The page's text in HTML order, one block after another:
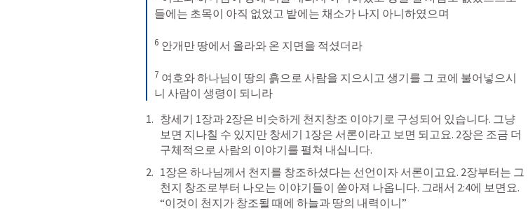
들에는 초목이 아직 없었고 밭에는 채소가 나지 아니하였으며
6 안개만 땅에서 올라와 온 지면을 적셨더라
7 여호와 하나님이 땅의 흙으로 사람을 지으시고 생기를 그 코에 불어넣으시
니 사람이 생령이 되니라
창세기 1장과 2장은 비슷하게 천지창조 이야기로 구성되어 있습니다. 그냥
보면 지나칠 수 있지만 창세기 1장은 서론이라고 보면 되고요. 2장은 조금 더
구체적으로 사람의 이야기를 펼쳐 내십니다.
1장은 하나님께서 천지를 창조하셨다는 선언이자 서론이고요. 2장부터는 그
천지 창조로부터 나오는 이야기들이 쏟아져 나옵니다. 그래서 2:4에 보면요.
“이것이 천지가 창조될 때에 하늘과 땅의 내력이니”